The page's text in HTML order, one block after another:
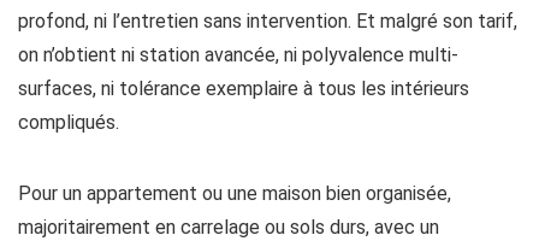
profond, ni l’entretien sans intervention. Et malgré son tarif,
on n’obtient ni station avancée, ni polyvalence multi-
surfaces, ni tolérance exemplaire à tous les intérieurs
compliqués.
Pour un appartement ou une maison bien organisée,
majoritairement en carrelage ou sols durs, avec un